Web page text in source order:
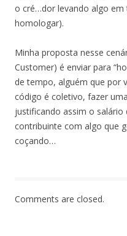
o cré…dor levando algo em
homologar).
Minha proposta nesse
Customer) é enviar para
de tempo, alguém que por
código é coletivo, fazer
justificando assim o salário
contribuinte com algo que
coçando…
Comments are closed.